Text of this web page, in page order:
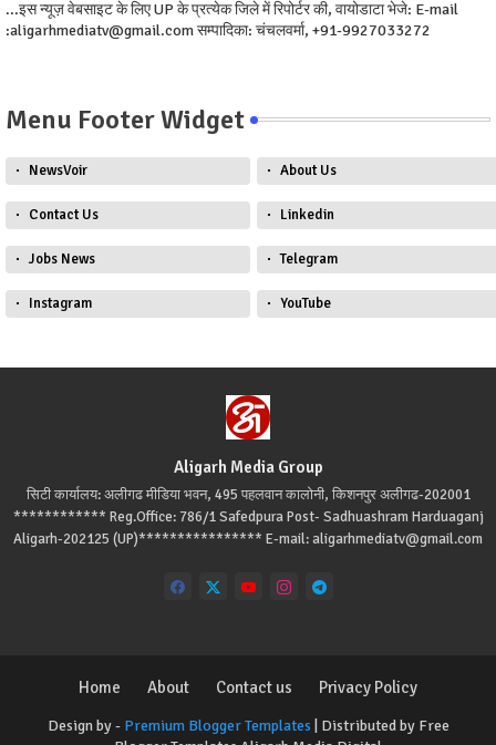
...इस न्यूज़ वेबसाइट के लिए UP के प्रत्येक जिले में रिपोर्टर की, वायोडाटा भेजे: E-mail
:aligarhmediatv@gmail.com सम्पादिका: चंचलवर्मा, +91-9927033272
Menu Footer Widget
NewsVoir About Us
Contact Us Linkedin
Jobs News Telegram
Instagram YouTube
Aligarh Media Group
सिटी कार्यालय: अलीगढ मीडिया भवन, 495 पहलवान कालोनी, किशनपुर अलीगढ-202001
************ Reg.Office: 786/1 Safedpura Post- Sadhuashram Harduaganj
Aligarh-202125 (UP)**************** E-mail: aligarhmediatv@gmail.com
Design by - Premium Blogger Templates | Distributed by Free
Home About Contact us Privacy Policy